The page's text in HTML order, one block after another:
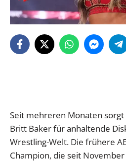
Seit mehreren Monaten
Britt Baker für anhaltende
Wrestling-Welt. Die frühere
Champion, die seit